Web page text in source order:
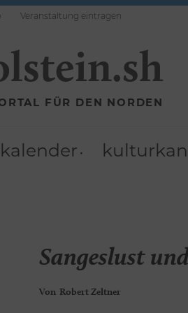
Veranstaltung eintragen
FÜR DEN NORDEN
Sangeslust
Von Robert Zeltner